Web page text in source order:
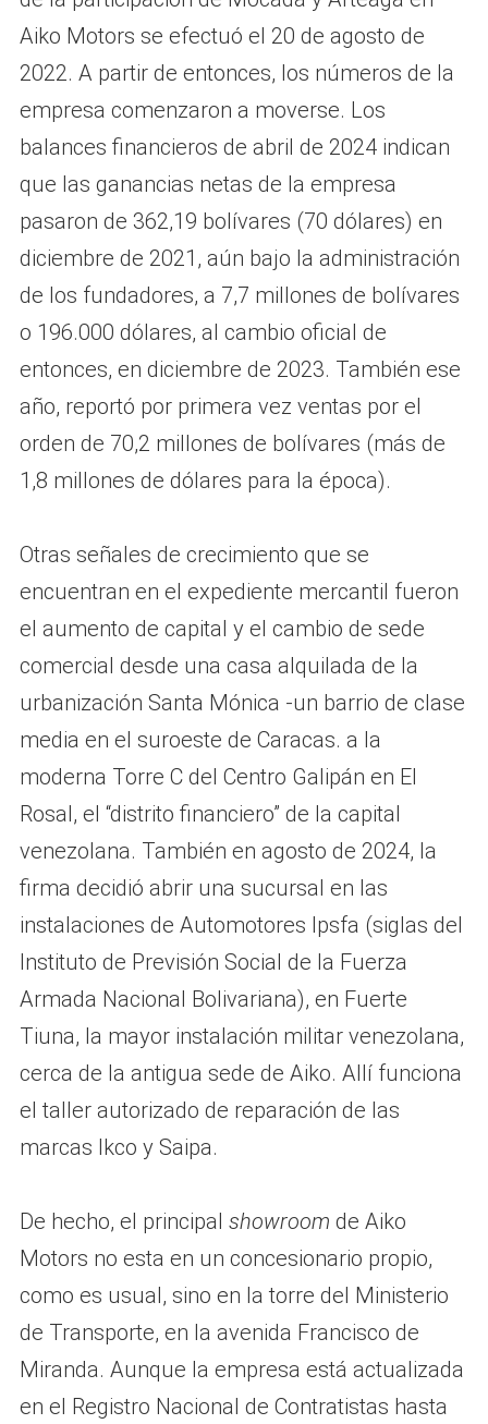
Aiko Motors se efectuó el 20 de agosto de
2022. A partir de entonces, los números de la
empresa comenzaron a moverse. Los
balances financieros de abril de 2024 indican
que las ganancias netas de la empresa
pasaron de 362,19 bolívares (70 dólares) en
diciembre de 2021, aún bajo la administración
de los fundadores, a 7,7 millones de bolívares
o 196.000 dólares, al cambio oficial de
entonces, en diciembre de 2023. También ese
año, reportó por primera vez ventas por el
orden de 70,2 millones de bolívares (más de
1,8 millones de dólares para la época).
Otras señales de crecimiento que se
encuentran en el expediente mercantil fueron
el aumento de capital y el cambio de sede
comercial desde una casa alquilada de la
urbanización Santa Mónica -un barrio de clase
media en el suroeste de Caracas. a la
moderna Torre C del Centro Galipán en El
Rosal, el “distrito financiero” de la capital
venezolana. También en agosto de 2024, la
firma decidió abrir una sucursal en las
instalaciones de Automotores Ipsfa (siglas del
Instituto de Previsión Social de la Fuerza
Armada Nacional Bolivariana), en Fuerte
Tiuna, la mayor instalación militar venezolana,
cerca de la antigua sede de Aiko. Allí funciona
el taller autorizado de reparación de las
marcas Ikco y Saipa.
De hecho, el principal showroom de Aiko
Motors no esta en un concesionario propio,
como es usual, sino en la torre del Ministerio
de Transporte, en la avenida Francisco de
Miranda. Aunque la empresa está actualizada
en el Registro Nacional de Contratistas hasta